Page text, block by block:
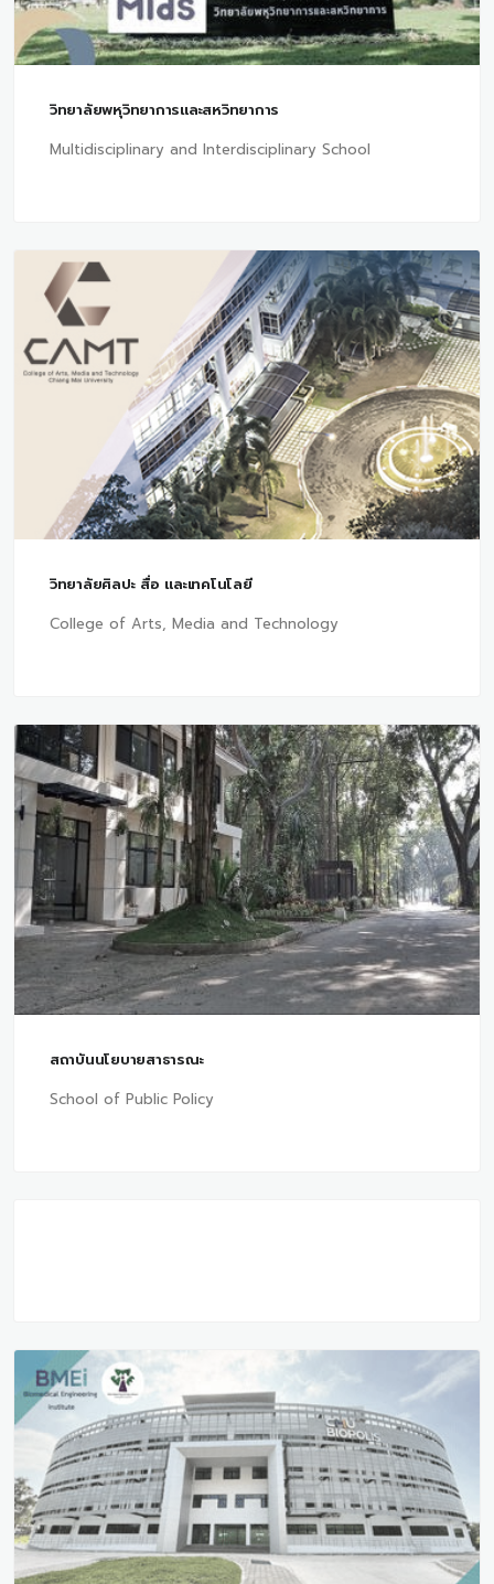
วิทยาลัยพหุวิทยาการและสหวิทยาการ
Multidisciplinary and Interdisciplinary School
วิทยาลัยศิลปะ สื่อ และเทคโนโลยี
College of Arts, Media and Technology
สถาบันนโยบายสาธารณะ
School of Public Policy